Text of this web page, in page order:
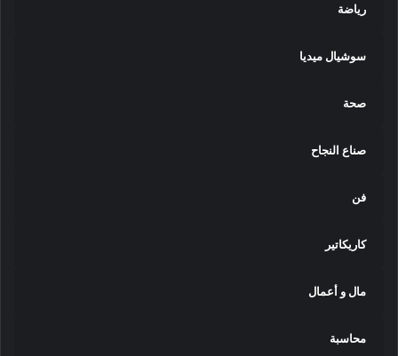
رياضة
سوشيال ميديا
صحة
صناع النجاح
فن
كاريكاتير
مال و أعمال
محاسبة